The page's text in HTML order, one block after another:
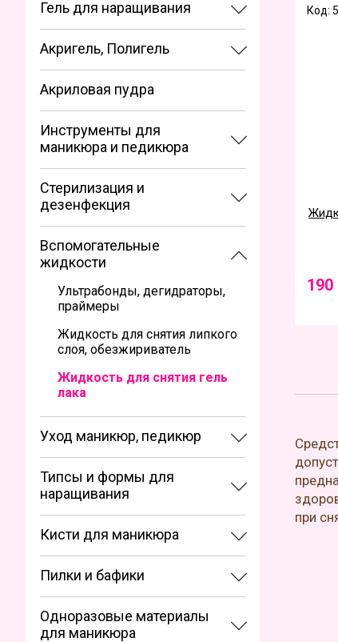
Гель для наращивания
Акригель, Полигель
Акриловая пудра
Инструменты для
маникюра и педикюра
Стерилизация и
дезенфекция
Вспомогательные
жидкости
Ультрабонды, дегидраторы,
праймеры
Жидкость для снятия липкого
слоя, обезжириватель
Жидкость для снятия гель
лака
Уход маникюр, педикюр
Типсы и формы для
наращивания
Кисти для маникюра
Пилки и бафики
Одноразовые материалы
для маникюра
Код:
190
при